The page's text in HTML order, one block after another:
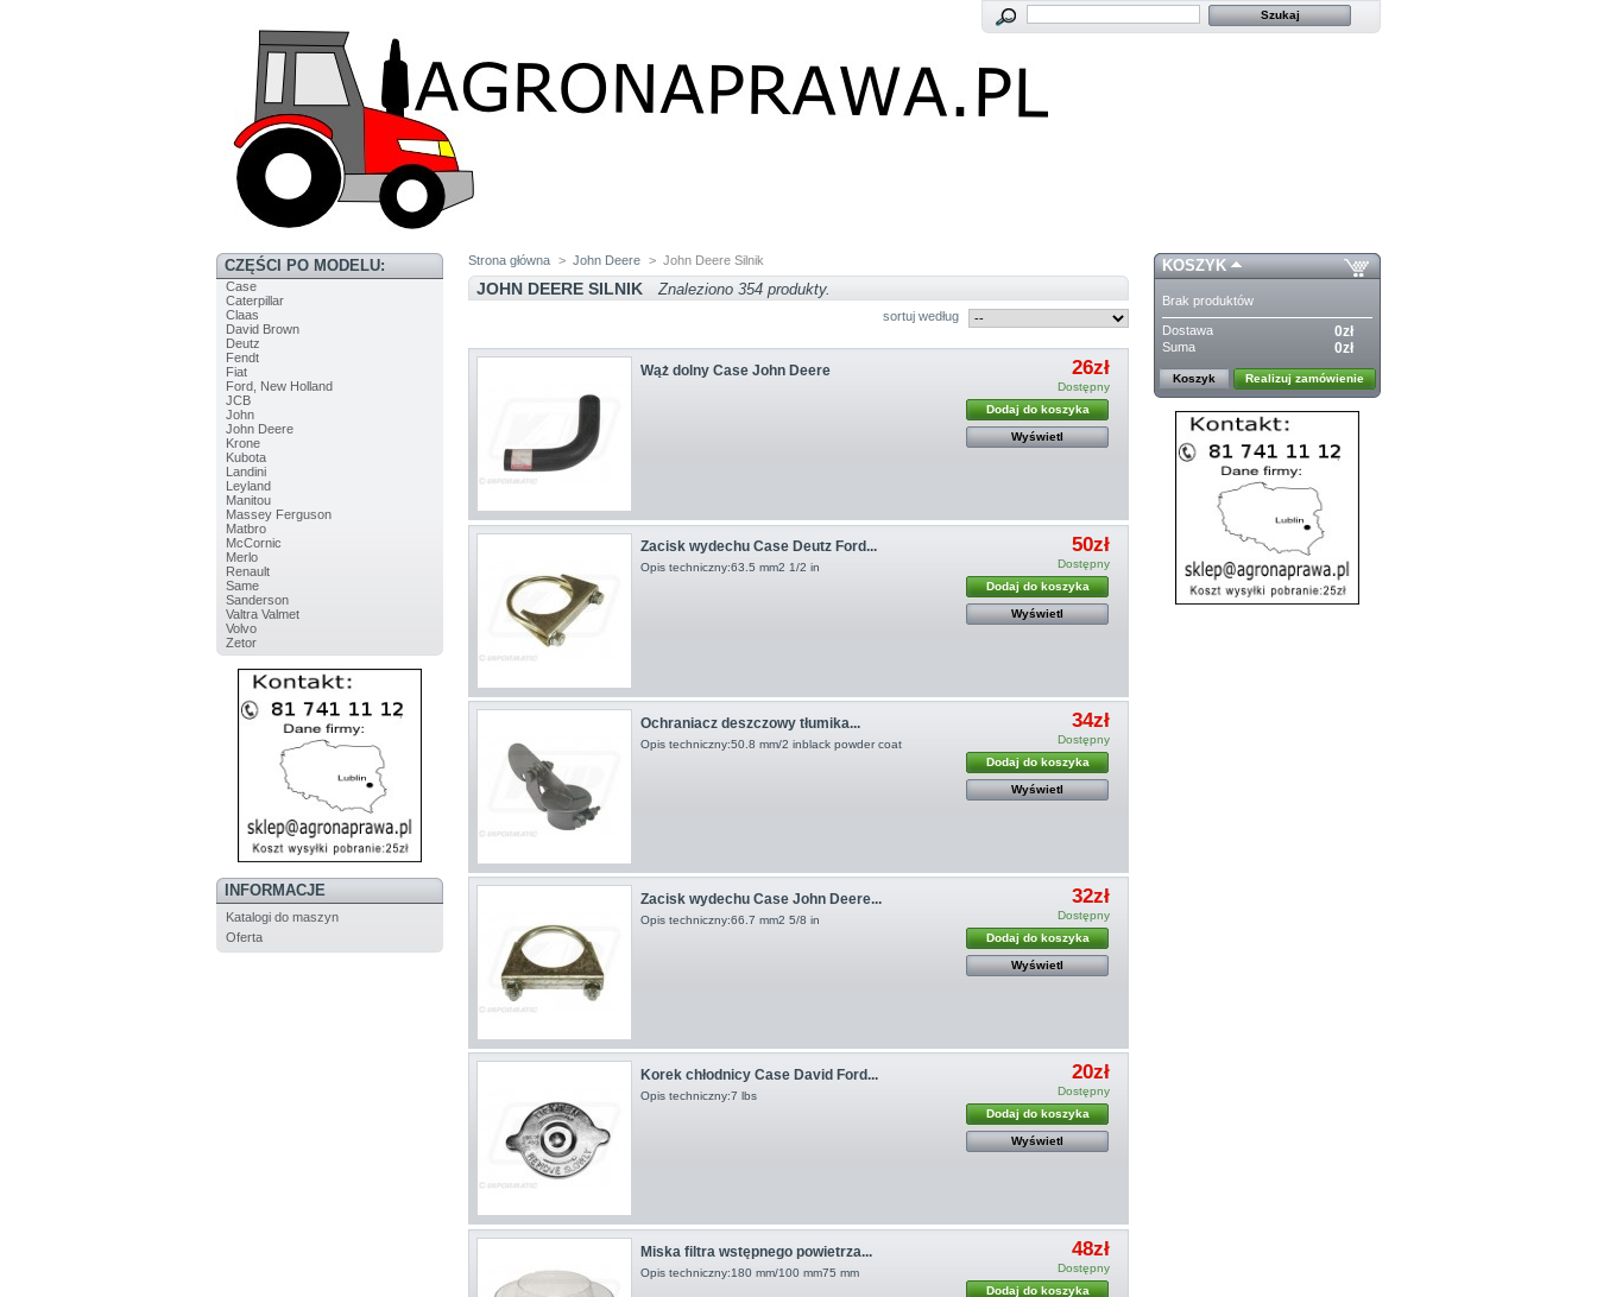
CZĘŚCI PO MODELU:
Case
Caterpillar
Claas
David Brown
Deutz
Fendt
Fiat
Ford, New Holland
JCB
John
John Deere
Krone
Kubota
Landini
Leyland
Manitou
Massey Ferguson
Matbro
McCornic
Merlo
Renault
Same
Sanderson
Valtra Valmet
Volvo
Zetor
INFORMACJE
Katalogi do maszyn
Oferta
Strona główna > John Deere > John Deere Silnik
JOHN DEERE SILNIK Znaleziono 354 produkty.
sortuj według
Wąż dolny Case John Deere 26zł
Dostępny
Dodaj do koszyka
Wyświetl
Zacisk wydechu Case Deutz Ford...
Opis techniczny:63.5 mm2 1/2 in
50zł
Dostępny
Dodaj do koszyka
Wyświetl
Ochraniacz deszczowy tłumika...
Opis techniczny:50.8 mm/2 inblack powder coat
34zł
Dostępny
Dodaj do koszyka
Wyświetl
Zacisk wydechu Case John Deere...
Opis techniczny:66.7 mm2 5/8 in
32zł
Dostępny
Dodaj do koszyka
Wyświetl
Korek chłodnicy Case David Ford...
Opis techniczny:7 lbs
20zł
Dostępny
Dodaj do koszyka
Wyświetl
Miska filtra wstępnego powietrza...
Opis techniczny:180 mm/100 mm75 mm
48zł
Dostępny
Dodaj do koszyka
KOSZYK
Brak produktów
Dostawa 0zł
Suma 0zł
Koszyk Realizuj zamówienie